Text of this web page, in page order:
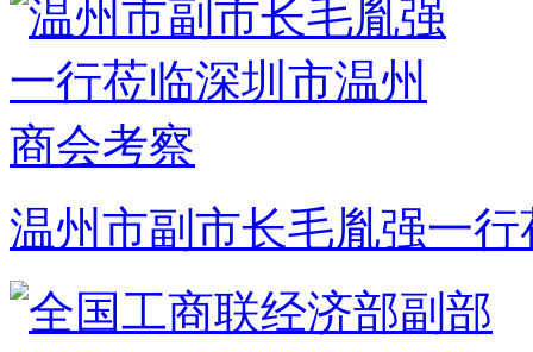
温州市副市长毛胤强一